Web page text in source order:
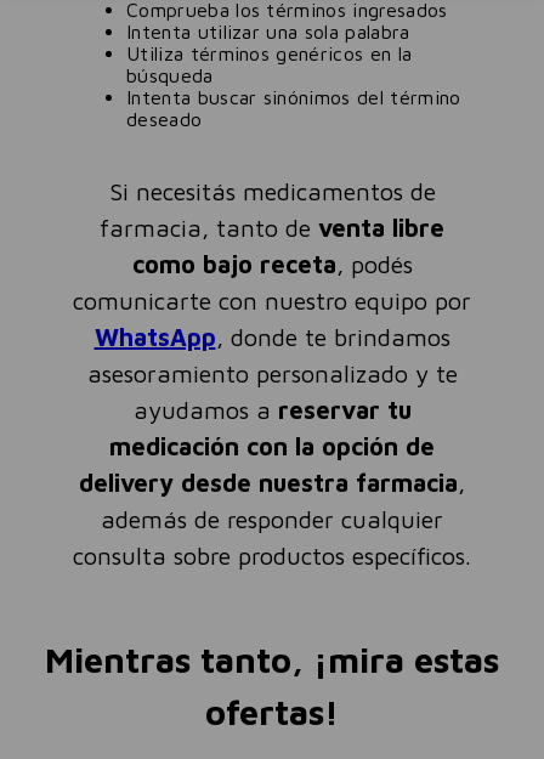
Comprueba los términos ingresados
Intenta utilizar una sola palabra
Utiliza términos genéricos en la
búsqueda
Intenta buscar sinónimos del término
deseado
Si necesitás medicamentos de
farmacia, tanto de venta libre
como bajo receta, podés
comunicarte con nuestro equipo por
WhatsApp, donde te brindamos
asesoramiento personalizado y te
ayudamos a reservar tu
medicación con la opción de
delivery desde nuestra farmacia,
además de responder cualquier
consulta sobre productos específicos.
Mientras tanto, ¡mira estas
ofertas!